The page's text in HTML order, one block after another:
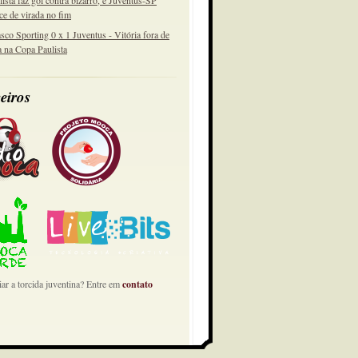
de virada no fim
Sporting 0 x 1 Juventus - Vitória fora de
na Copa Paulista
a torcida juventina? Entre emcontato